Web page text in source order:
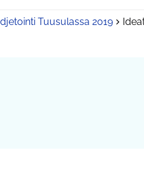
Tuusulassa 2019